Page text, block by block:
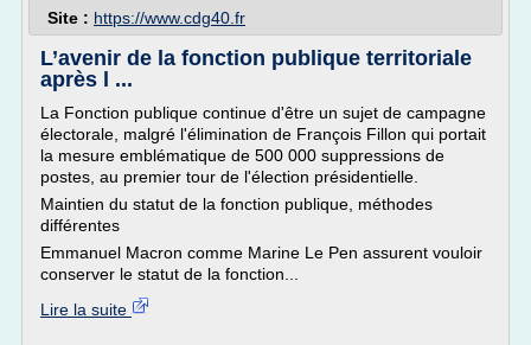
Site : https://www.cdg40.fr
L’avenir de la fonction publique territoriale
après l ...
La Fonction publique continue d'être un sujet de campagne
électorale, malgré l'élimination de François Fillon qui portait
la mesure emblématique de 500 000 suppressions de
postes, au premier tour de l'élection présidentielle.
Maintien du statut de la fonction publique, méthodes
différentes
Emmanuel Macron comme Marine Le Pen assurent vouloir
conserver le statut de la fonction...
Lire la suite